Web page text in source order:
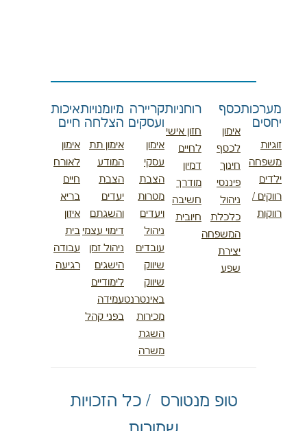
מערכות
יחסים
זוגיות
משפחה
ילדים
רווקים /
רווקות
כסף
אימון
לכסף
חינוך
פיננסי
ניהול
כלכלת
המשפחה
יצירת
שפע
רוחניות
חזון אישי
לחיים
דמיון
מודרך
חשיבה
חיובית
קריירה
ועסקים
אימון
עסקי
הצבת
מטרות
ויעדים
ניהול
עובדים
שיווק
שיווק
באינטרנט
מכירות
השגת
משרה
מיומנויות
הצלחה
אימון תת
המודע
הצבת
יעדים
והשגתם
דימוי עצמי
ניהול זמן
הישגים
לימודיים
עמידה
בפני קהל
איכות
חיים
אימון
לאורח
חיים
בריא
איזון
בית
עבודה
רגיעה
טופ מנטורס / כל הזכויות